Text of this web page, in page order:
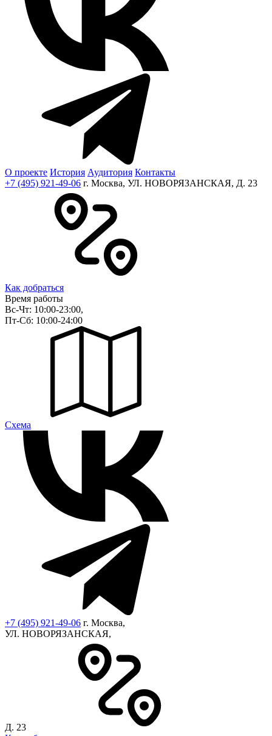
О проекте История Аудитория Контакты
+7 (495) 921-49-06 г. Москва, УЛ. НОВОРЯЗАНСКАЯ, Д. 23
Как добраться
Время работы
Вс-Чт: 10:00-23:00,
Пт-Сб: 10:00-24:00
Cхема
+7 (495) 921-49-06 г. Москва,
УЛ. НОВОРЯЗАНСКАЯ,
Д. 23